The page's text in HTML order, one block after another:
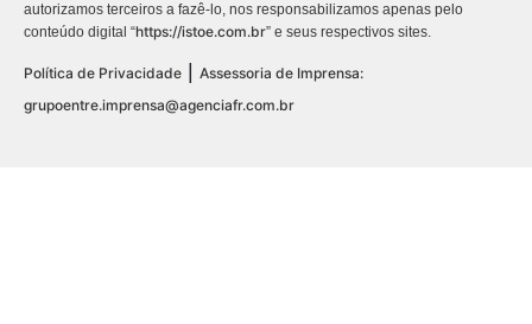
autorizamos terceiros a fazê-lo, nos responsabilizamos apenas pelo
conteúdo digital “https://istoe.com.br” e seus respectivos sites.
Política de Privacidade
Assessoria de Imprensa:
grupoentre.imprensa@agenciafr.com.br